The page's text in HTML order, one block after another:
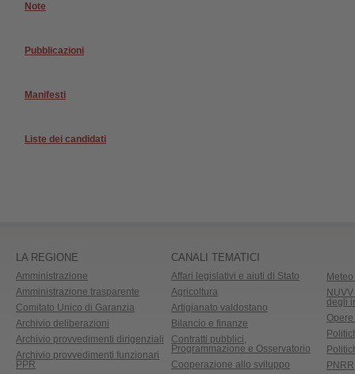
Note
Pubblicazioni
Manifesti
Liste dei candidati
LA REGIONE
Amministrazione
Amministrazione trasparente
Comitato Unico di Garanzia
Archivio deliberazioni
Archivio provvedimenti dirigenziali
Archivio provvedimenti funzionari
PPR
CANALI TEMATICI
Affari legislativi e aiuti di Stato
Agricoltura
Artigianato valdostano
Bilancio e finanze
Contratti pubblici,
Programmazione e Osservatorio
Cooperazione allo sviluppo
degli
PNRR